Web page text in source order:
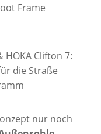
Frame
nur noch